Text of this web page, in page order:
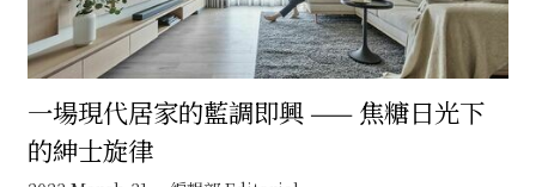
一場現代居家的藍調即興 —— 焦糖日光下
的紳士旋律